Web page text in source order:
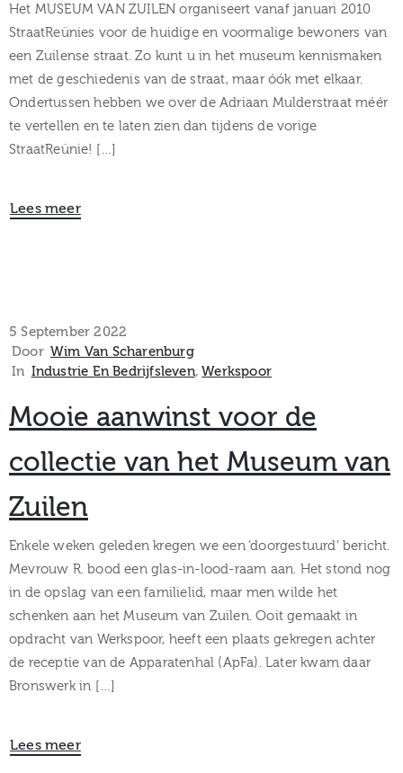
Het MUSEUM VAN ZUILEN organiseert vanaf januari 2010
StraatReünies voor de huidige en voormalige bewoners van
een Zuilense straat. Zo kunt u in het museum kennismaken
met de geschiedenis van de straat, maar óók met elkaar.
Ondertussen hebben we over de Adriaan Mulderstraat méér
te vertellen en te laten zien dan tijdens de vorige
StraatReünie! […]
Lees meer
5 September 2022
Door Wim Van Scharenburg
In Industrie En Bedrijfsleven‚Werkspoor
Mooie aanwinst voor de
collectie van het Museum van
Zuilen
Enkele weken geleden kregen we een ‘doorgestuurd’ bericht.
Mevrouw R. bood een glas-in-lood-raam aan. Het stond nog
in de opslag van een familielid, maar men wilde het
schenken aan het Museum van Zuilen. Ooit gemaakt in
opdracht van Werkspoor, heeft een plaats gekregen achter
de receptie van de Apparatenhal (ApFa). Later kwam daar
Bronswerk in […]
Lees meer